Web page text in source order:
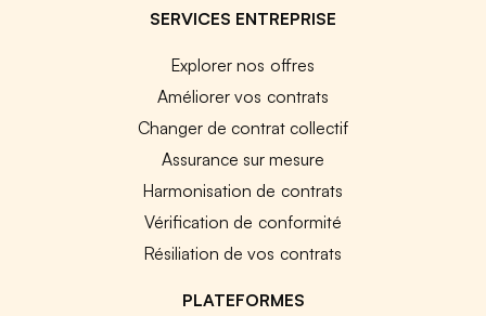
SERVICES ENTREPRISE
Explorer nos offres
Améliorer vos contrats
Changer de contrat collectif
Assurance sur mesure
Harmonisation de contrats
Vérification de conformité
Résiliation de vos contrats
PLATEFORMES